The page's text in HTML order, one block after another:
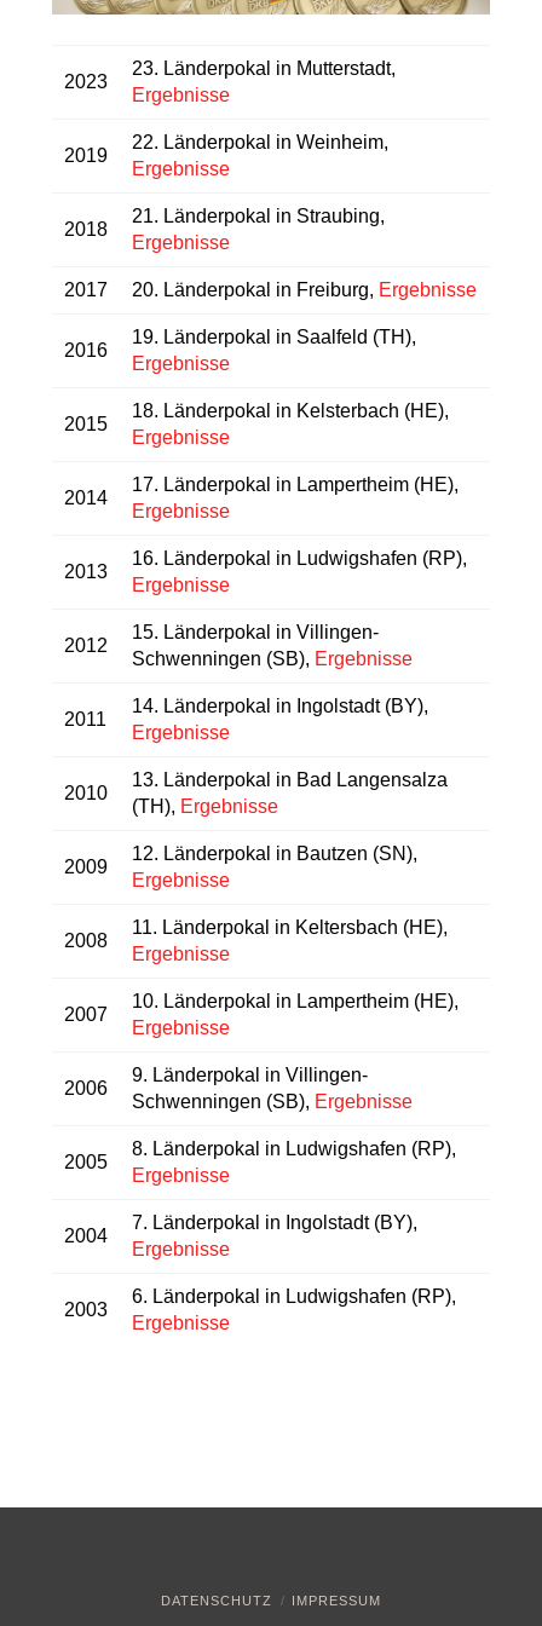
2023
23. Länderpokal in Mutterstadt,
Ergebnisse
2019
22. Länderpokal in Weinheim,
Ergebnisse
2018
21. Länderpokal in Straubing,
Ergebnisse
2017 20. Länderpokal in Freiburg, Ergebnisse
2016
19. Länderpokal in Saalfeld (TH),
Ergebnisse
2015
18. Länderpokal in Kelsterbach (HE),
Ergebnisse
2014
17. Länderpokal in Lampertheim (HE),
Ergebnisse
2013
16. Länderpokal in Ludwigshafen (RP),
Ergebnisse
2012
15. Länderpokal in Villingen-
Schwenningen (SB), Ergebnisse
2011
14. Länderpokal in Ingolstadt (BY),
Ergebnisse
2010
13. Länderpokal in Bad Langensalza
(TH), Ergebnisse
2009
12. Länderpokal in Bautzen (SN),
Ergebnisse
2008
11. Länderpokal in Keltersbach (HE),
Ergebnisse
2007
10. Länderpokal in Lampertheim (HE),
Ergebnisse
2006
9. Länderpokal in Villingen-
Schwenningen (SB), Ergebnisse
2005
8. Länderpokal in Ludwigshafen (RP),
Ergebnisse
2004
7. Länderpokal in Ingolstadt (BY),
Ergebnisse
2003
6. Länderpokal in Ludwigshafen (RP),
Ergebnisse
DATENSCHUTZ IMPRESSUM